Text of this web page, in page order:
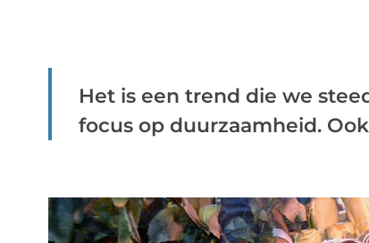
Het is een trend die we
focus op duurzaamheid.